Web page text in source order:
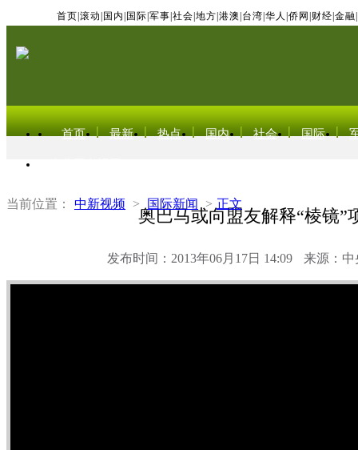
首页 滚动 国内 国际 军事 社会 地方 港澳 台湾 华人 侨网 财经 金融
首页 最新 热点 国内 社会 国际
当前位置： 中新视频 > 国际新闻 > 正文
奥巴马或向盟友解释“棱镜”
发布时间：2013年06月17日 14:09 来源：中